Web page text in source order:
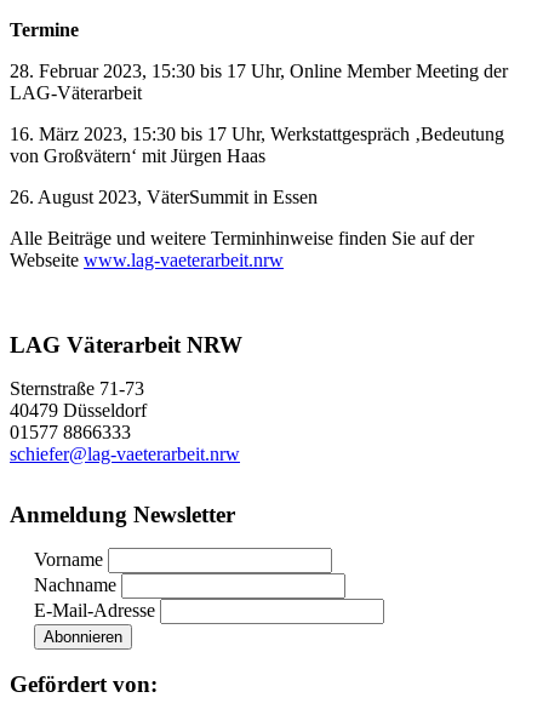
Termine
28. Februar 2023, 15:30 bis 17 Uhr, Online Member Meeting der
LAG-Väterarbeit
16. März 2023, 15:30 bis 17 Uhr, Werkstattgespräch ‚Bedeutung
von Großvätern‘ mit Jürgen Haas
26. August 2023, VäterSummit in Essen
Alle Beiträge und weitere Terminhinweise finden Sie auf der
Webseite www.lag-vaeterarbeit.nrw
LAG Väterarbeit NRW
Sternstraße 71-73
40479 Düsseldorf
01577 8866333
schiefer@lag-vaeterarbeit.nrw
Anmeldung Newsletter
Vorname
Nachname
E-Mail-Adresse
Gefördert von: